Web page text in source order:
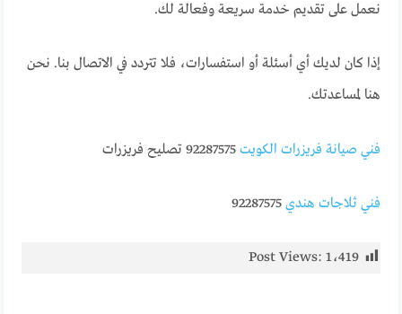
نعمل على تقديم خدمة سريعة وفعالة لك.
إذا كان لديك أي أسئلة أو استفسارات، فلا تتردد في الاتصال بنا. نحن
هنا لمساعدتك.
فني صيانة فريزرات الكويت 92287575 تصليح فريزرات
فني ثلاجات هندي 92287575
Post Views: 1٬419